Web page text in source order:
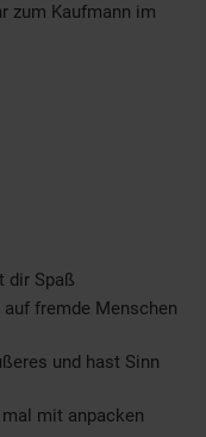
zum Kaufmann im
dir Spaß
fremde Menschen
und hast Sinn
mit anpacken